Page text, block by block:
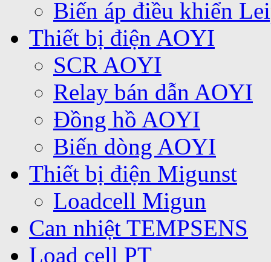
Biến áp điều khiển
Thiết bị điện AOYI
SCR AOYI
Relay bán dẫn AOYI
Đồng hồ AOYI
Biến dòng AOYI
Thiết bị điện Migunst
Loadcell Migun
Can nhiệt TEMPSENS
Load cell PT